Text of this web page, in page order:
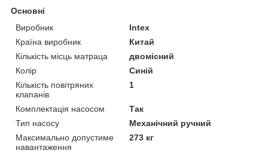
Основні
Виробник
Intex
Країна виробник
Китай
Кількість місць матраца
двомісний
Колір
Синій
Кількість повітряних
клапанів
1
Комплектація насосом
Так
Тип насосу
Механічний ручний
Максимально допустиме
навантаження
273 кг